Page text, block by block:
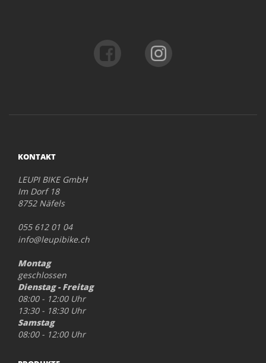
KONTAKT
LEUPI BIKE GmbH
Im Dorf 18
8752 Näfels
055 612 01 04
info@leupibike.ch
Montag
geschlossen
Dienstag - Freitag
08:00 - 12:00 Uhr
13:30 - 18:30 Uhr
Samstag
08:00 - 12:00 Uhr